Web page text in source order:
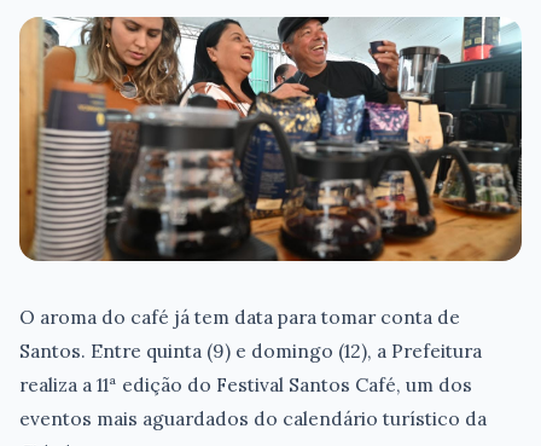
O aroma do café já tem data para tomar conta de
Santos. Entre quinta (9) e domingo (12), a Prefeitura
realiza a 11ª edição do Festival Santos Café, um dos
eventos mais aguardados do calendário turístico da